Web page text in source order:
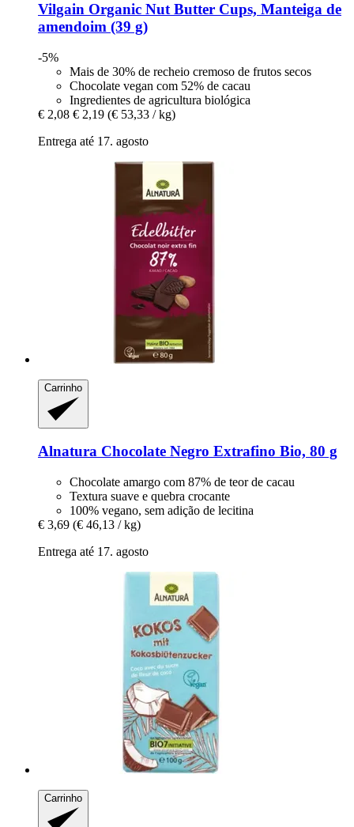
Vilgain Organic Nut Butter Cups, Manteiga de
amendoim (39 g)
-5%
Mais de 30% de recheio cremoso de frutos secos
Chocolate vegan com 52% de cacau
Ingredientes de agricultura biológica
€ 2,08 € 2,19 (€ 53,33 / kg)
Entrega até 17. agosto
Carrinho
Alnatura Chocolate Negro Extrafino Bio, 80 g
Chocolate amargo com 87% de teor de cacau
Textura suave e quebra crocante
100% vegano, sem adição de lecitina
€ 3,69 (€ 46,13 / kg)
Entrega até 17. agosto
Carrinho